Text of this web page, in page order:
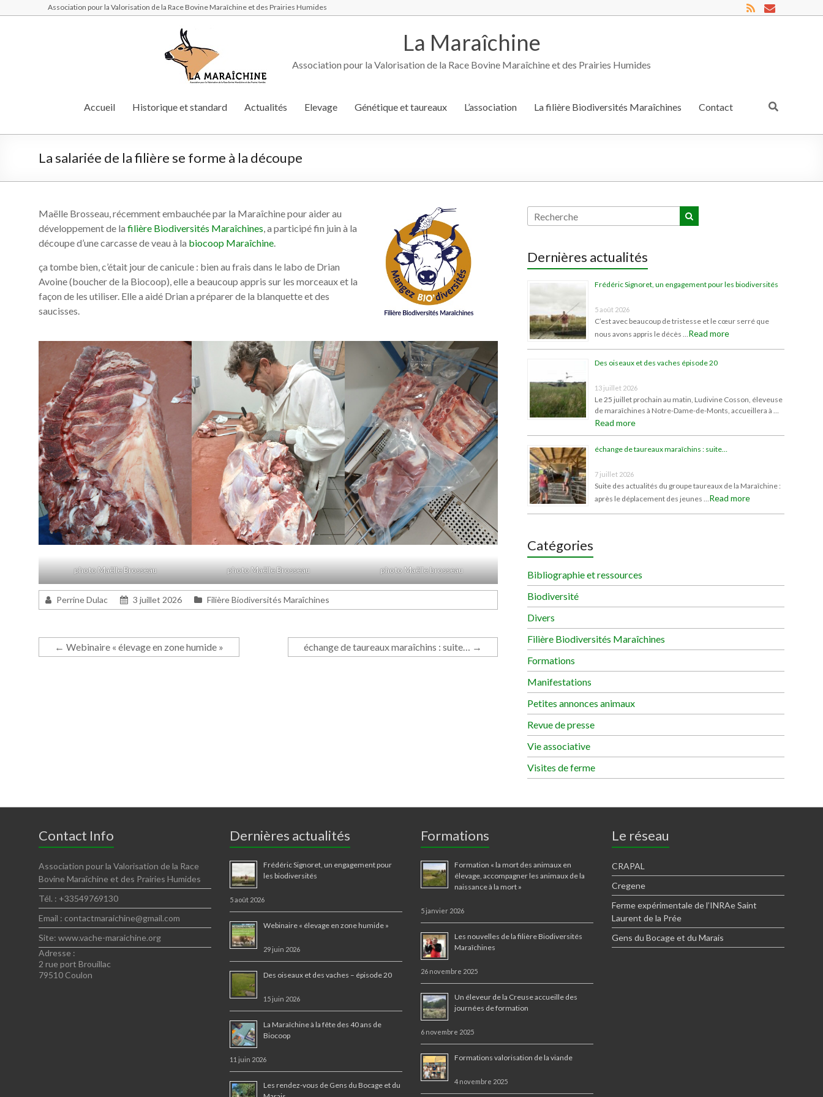
Association pour la Valorisation de la Race Bovine Maraîchine et des Prairies Humides
La Maraîchine
Association pour la Valorisation de la Race Bovine Maraîchine et des Prairies Humides
Accueil Historique et standard Actualités Elevage Génétique et taureaux L’association La filière Biodiversités Maraîchines Contact
La salariée de la filière se forme à la découpe
Maëlle Brosseau, récemment embauchée par la Maraîchine pour aider au
développement de la filière Biodiversités Maraîchines, a participé fin juin à la
découpe d’une carcasse de veau à la biocoop Maraîchine.
ça tombe bien, c’était jour de canicule : bien au frais dans le labo de Drian
Avoine (boucher de la Biocoop), elle a beaucoup appris sur les morceaux et la
façon de les utiliser. Elle a aidé Drian a préparer de la blanquette et des
saucisses.
photo Maëlle Brosseau photo Maëlle Brosseau photo Maëlle brosseau
Perrine Dulac 3 juillet 2026 Filière Biodiversités Maraîchines
← Webinaire « élevage en zone humide » échange de taureaux maraîchins : suite… →
Dernières actualités
Frédéric Signoret, un engagement pour les biodiversités
5 août 2026
C’est avec beaucoup de tristesse et le cœur serré que
nous avons appris le décès …Read more
Des oiseaux et des vaches épisode 20
13 juillet 2026
Le 25 juillet prochain au matin, Ludivine Cosson, éleveuse
de maraîchines à Notre-Dame-de-Monts, accueillera à …
Read more
échange de taureaux maraîchins : suite…
7 juillet 2026
Suite des actualités du groupe taureaux de la Maraîchine :
après le déplacement des jeunes …Read more
Catégories
Bibliographie et ressources
Biodiversité
Divers
Filière Biodiversités Maraîchines
Formations
Manifestations
Petites annonces animaux
Revue de presse
Vie associative
Visites de ferme
Contact Info
Association pour la Valorisation de la Race
Bovine Maraîchine et des Prairies Humides
Tél. : +33549769130
Email : contactmaraichine@gmail.com
Site: www.vache-maraichine.org
Adresse :
2 rue port Brouillac
79510 Coulon
Dernières actualités
Frédéric Signoret, un engagement pour
les biodiversités
5 août 2026
Webinaire « élevage en zone humide »
29 juin 2026
Des oiseaux et des vaches – épisode 20
15 juin 2026
La Maraîchine à la fête des 40 ans de
Biocoop
11 juin 2026
Les rendez-vous de Gens du Bocage et du
Formations
Formation « la mort des animaux en
élevage, accompagner les animaux de la
naissance à la mort »
5 janvier 2026
Les nouvelles de la filière Biodiversités
Maraîchines
26 novembre 2025
Un éleveur de la Creuse accueille des
journées de formation
6 novembre 2025
Formations valorisation de la viande
4 novembre 2025
Le réseau
CRAPAL
Cregene
Ferme expérimentale de l’INRAe Saint
Laurent de la Prée
Gens du Bocage et du Marais